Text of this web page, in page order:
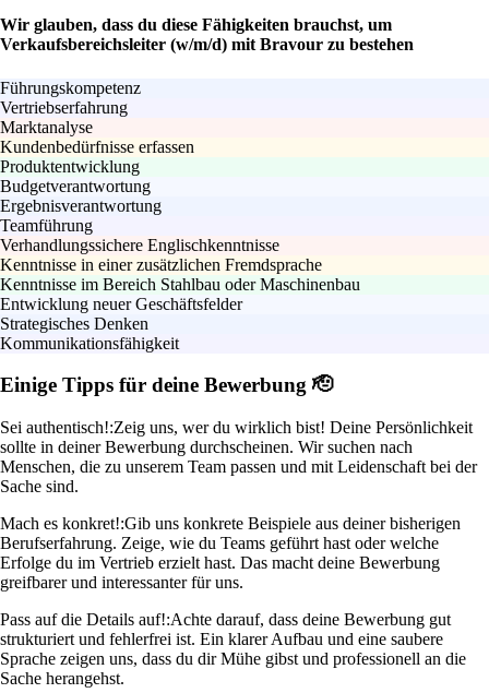
Wir glauben, dass du diese Fähigkeiten brauchst, um
Verkaufsbereichsleiter (w/m/d) mit Bravour zu bestehen
Führungskompetenz
Vertriebserfahrung
Marktanalyse
Kundenbedürfnisse erfassen
Produktentwicklung
Budgetverantwortung
Ergebnisverantwortung
Teamführung
Verhandlungssichere Englischkenntnisse
Kenntnisse in einer zusätzlichen Fremdsprache
Kenntnisse im Bereich Stahlbau oder Maschinenbau
Entwicklung neuer Geschäftsfelder
Strategisches Denken
Kommunikationsfähigkeit
Einige Tipps für deine Bewerbung 🫡
Sei authentisch!:Zeig uns, wer du wirklich bist! Deine Persönlichkeit
sollte in deiner Bewerbung durchscheinen. Wir suchen nach
Menschen, die zu unserem Team passen und mit Leidenschaft bei der
Sache sind.
Mach es konkret!:Gib uns konkrete Beispiele aus deiner bisherigen
Berufserfahrung. Zeige, wie du Teams geführt hast oder welche
Erfolge du im Vertrieb erzielt hast. Das macht deine Bewerbung
greifbarer und interessanter für uns.
Pass auf die Details auf!:Achte darauf, dass deine Bewerbung gut
strukturiert und fehlerfrei ist. Ein klarer Aufbau und eine saubere
Sprache zeigen uns, dass du dir Mühe gibst und professionell an die
Sache herangehst.